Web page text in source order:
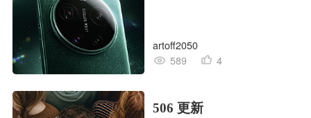
artoff2050
589
4
506 更新